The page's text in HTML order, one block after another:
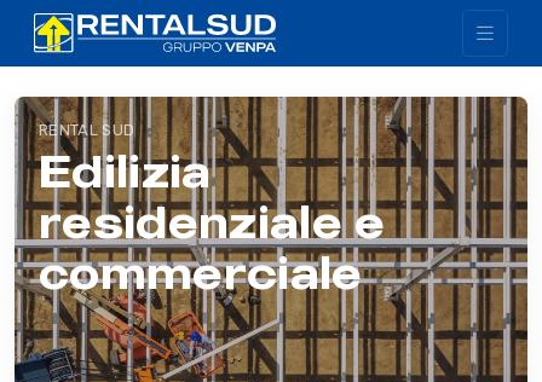
RENTAL SUD
Edilizia
residenziale e
commerciale